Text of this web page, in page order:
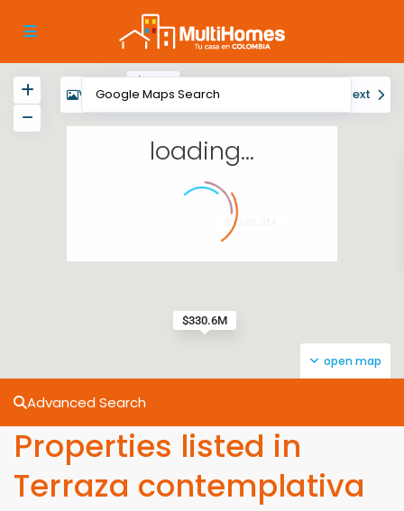
$1249.3M
$556M
$330.6M
loading...
open map
View My Location Next
Advanced Search
Properties listed in
Terraza contemplativa